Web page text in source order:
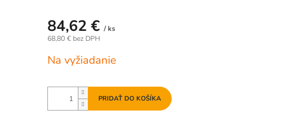
84,62 € / ks
68,80 € bez DPH
cena:
Na vyžiadanie
PRIDAŤ DO KOŠÍKA